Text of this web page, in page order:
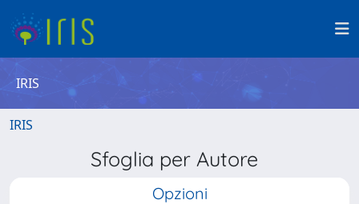
IRIS
IRIS
Sfoglia per Autore
Opzioni